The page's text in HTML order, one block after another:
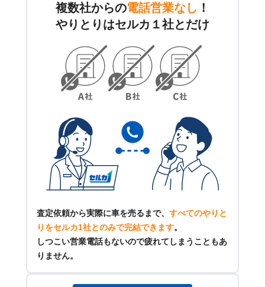
複数社からの電話営業なし ！
やりとりはセルカ１社とだけ
査定依頼から実際に車を売るまで、 すべてのやりと
りをセルカ1社とのみで完結できます。
しつこい営業電話もないので疲れてしまうこともあ
りません。